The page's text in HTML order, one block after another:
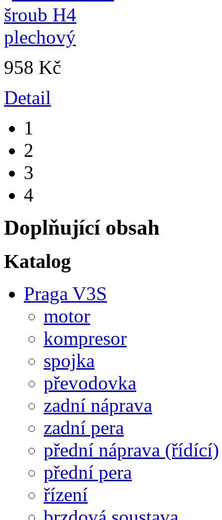
958 Kč
Detail
1
2
3
4
Doplňující obsah
Katalog
Praga V3S
motor
kompresor
spojka
převodovka
zadní náprava
zadní pera
přední náprava (řídící)
přední pera
řízení